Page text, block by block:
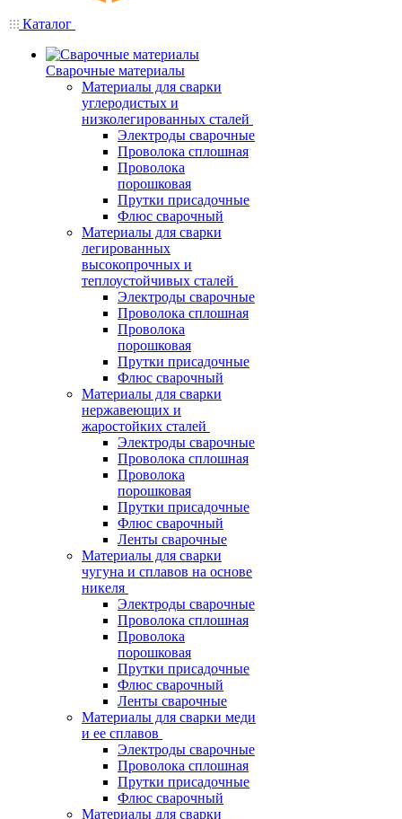
Каталог
Сварочные материалы
Материалы для сварки
углеродистых и
низколегированных сталей
Электроды сварочные
Проволока сплошная
Проволока
порошковая
Прутки присадочные
Флюс сварочный
Материалы для сварки
легированных
высокопрочных и
теплоустойчивых сталей
Электроды сварочные
Проволока сплошная
Проволока
порошковая
Прутки присадочные
Флюс сварочный
Материалы для сварки
нержавеющих и
жаростойких сталей
Электроды сварочные
Проволока сплошная
Проволока
порошковая
Прутки присадочные
Флюс сварочный
Ленты сварочные
Материалы для сварки
чугуна и сплавов на основе
никеля
Электроды сварочные
Проволока сплошная
Проволока
порошковая
Прутки присадочные
Флюс сварочный
Ленты сварочные
Материалы для сварки меди
и ее сплавов
Электроды сварочные
Проволока сплошная
Прутки присадочные
Флюс сварочный
Материалы для сварки